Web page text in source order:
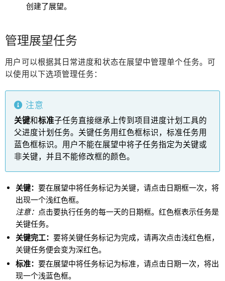
创建了展望。
管理展望任务
用户可以根据其日常进度和状态在展望中管理单个任务。可
以使用以下选项管理任务：
注意
关键和标准子任务直接继承上传到项目进度计划工具的
父进度计划任务。关键任务用红色框标识，标准任务用
蓝色框标识。用户不能在展望中将子任务指定为关键或
非关键，并且不能修改框的颜色。
关键：要在展望中将任务标记为关键，请点击日期框一次，将
出现一个浅红色框。
注意： 点击要执行任务的每一天的日期框。红色框表示任务是
关键任务。
关键完工：要将关键任务标记为完成，请再次点击浅红色框，
关键任务便会变为深红色。
标准：要在展望中将任务标记为标准，请点击日期一次，将出
现一个浅蓝色框。